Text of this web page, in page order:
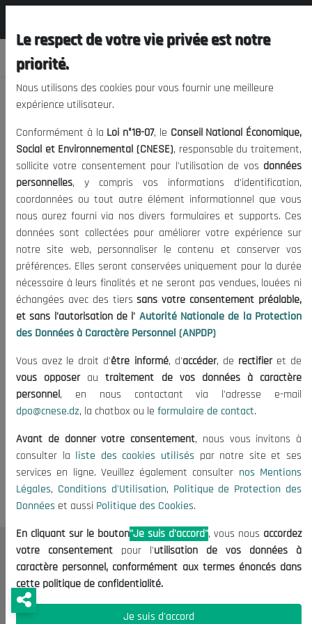
sociaux
Date de publication: 24/01/2015 | Tags: Rapport CNESE |
Visites: 1484
Dynamique démographique et besoins sociaux
24/01/2015
Tags: Rapport CNESE
Le CNESE
A Propos
Le président
Le respect de votre vie privée est notre
priorité.
Nous utilisons des cookies pour vous fournir une meilleure
expérience utilisateur.
Conformément à la Loi n°18-07, le Conseil National Économique,
Social et Environnemental (CNESE), responsable du traitement,
sollicite votre consentement pour l'utilisation de vos données
personnelles, y compris vos informations d'identification,
coordonnées ou tout autre élément informationnel que vous
nous aurez fourni via nos divers formulaires et supports. Ces
données sont collectées pour améliorer votre expérience sur
notre site web, personnaliser le contenu et conserver vos
préférences. Elles seront conservées uniquement pour la durée
nécessaire à leurs finalités et ne seront pas vendues, louées ni
échangées avec des tierssans votre consentement préalable,
et sans l'autorisation de l' Autorité Nationale de la Protection
des Données à Caractère Personnel (ANPDP)
Vous avez le droit d'être informé, d'accéder, de rectifieret de
vous opposerautraitement de vos données à caractère
personnel, en nous contactant via l'adresse e-mail
dpo@cnese.dz, la chatbox ou le formulaire de contact.
Avant de donner votre consentement, nous vous invitons à
consulter la liste des cookies utilisés par notre site et ses
services en ligne. Veuillez également consulter nos Mentions
Légales, Conditions d'Utilisation, Politique de Protection des
Données et aussi Politique des Cookies.
En cliquant sur le bouton"Je suis d'accord", vous nous accordez
votre consentement pour l'utilisation de vos données à
caractère personnel, conformément aux termes énoncés dans
cette politique de confidentialité.
Je suis d'accord